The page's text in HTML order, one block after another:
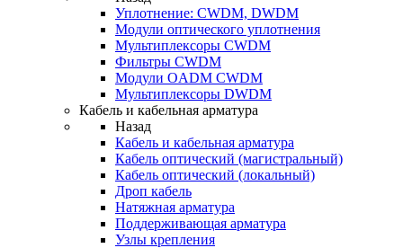
Уплотнение: CWDM, DWDM
Модули оптического уплотнения
Мультиплексоры CWDM
Фильтры CWDM
Модули OADM CWDM
Мультиплексоры DWDM
Кабель и кабельная арматура
Назад
Кабель и кабельная арматура
Кабель оптический (магистральный)
Кабель оптический (локальный)
Дроп кабель
Натяжная арматура
Поддерживающая арматура
Узлы крепления